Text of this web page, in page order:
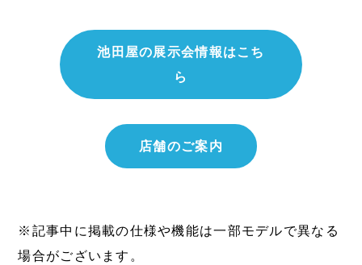
池田屋の展示会情報はこち
ら
店舗のご案内
※記事中に掲載の仕様や機能は一部モデルで異なる
場合がございます。